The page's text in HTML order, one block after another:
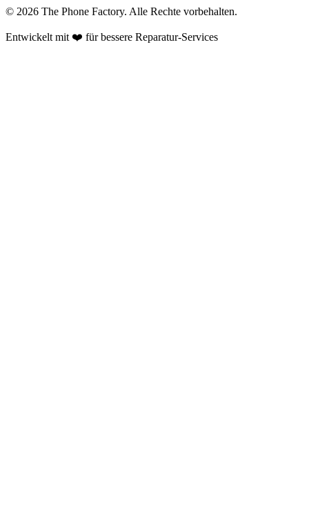
© 2026 The Phone Factory. Alle Rechte vorbehalten.
Entwickelt mit ❤️ für bessere Reparatur-Services